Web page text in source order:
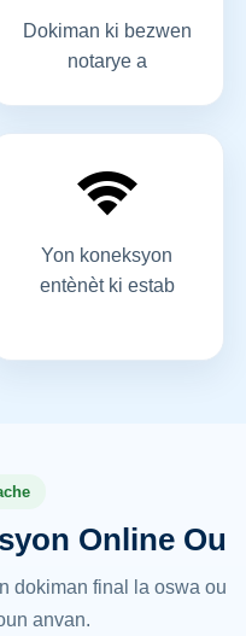
Dokiman ki bezwen
notarye a
Yon koneksyon
entènèt ki estab
Online Ou
dokiman final la oswa ou
anvan.